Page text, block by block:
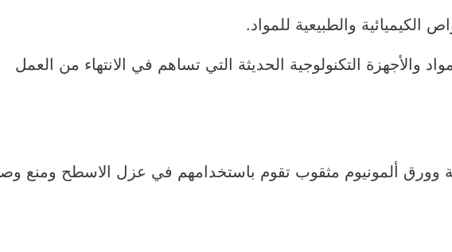
الكيميائية والطبيعية للمواد.
والأجهزة التكنولوجية الحديثة التي تساهم في الانتهاء من العمل
وورق ألمونيوم مثقوب تقوم باستخدامهم في عزل الاسطح ومنع